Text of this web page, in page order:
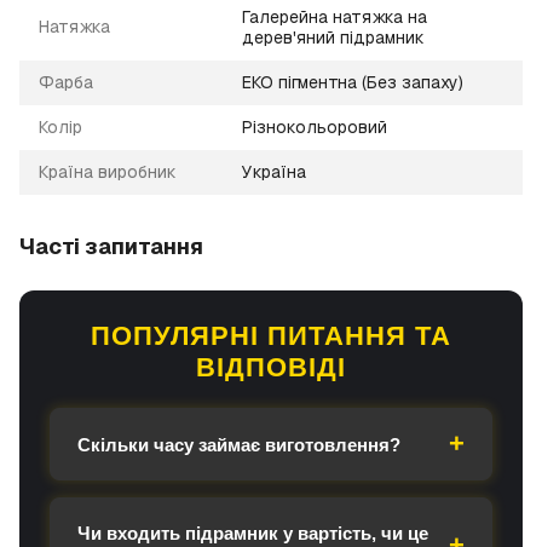
Натяжка
Галерейна натяжка на
дерев'яний підрамник
Фарба ЕКО пігментна (Без запаху)
Колір Різнокольоровий
Країна виробник Україна
Часті запитання
ПОПУЛЯРНІ ПИТАННЯ ТА
ВІДПОВІДІ
Скільки часу займає виготовлення?
Чи входить підрамник у вартість, чи це